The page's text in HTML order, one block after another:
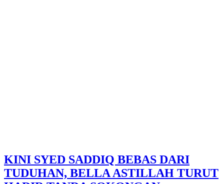
KINI SYED SADDIQ BEBAS DARI
TUDUHAN, BELLA ASTILLAH TURUT